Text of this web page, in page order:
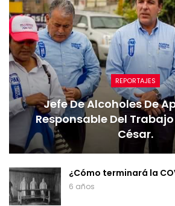
REPORTAJES
Jefe De Alcoholes De
Responsable Del
César.
¿Cómo terminará la
6 años